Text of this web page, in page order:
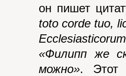
он пишет
toto corde tuo,
«Филипп же
можно». Этот